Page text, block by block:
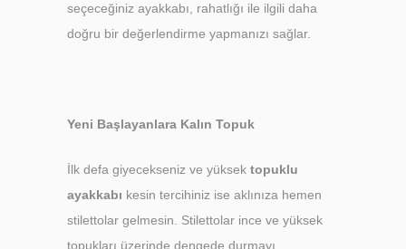
seçeceğiniz ayakkabı, rahatlığı ile ilgili daha
doğru bir değerlendirme yapmanızı sağlar.
Yeni Başlayanlara Kalın Topuk
İlk defa giyecekseniz ve yüksek topuklu
ayakkabı kesin tercihiniz ise aklınıza hemen
stilettolar gelmesin. Stilettolar ince ve yüksek
topukları üzerinde dengede durmayı